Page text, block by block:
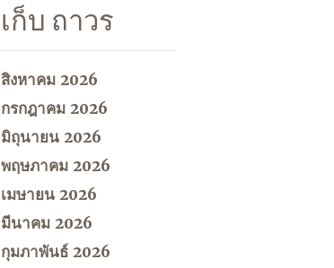
เก็บ ถาวร
สิงหาคม 2026
กรกฎาคม 2026
มิถุนายน 2026
พฤษภาคม 2026
เมษายน 2026
มีนาคม 2026
กุมภาพันธ์ 2026